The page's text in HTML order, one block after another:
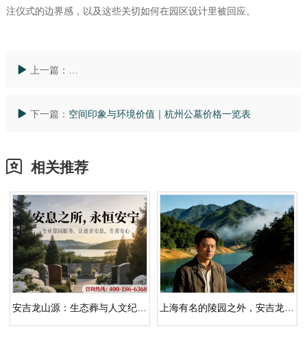
注仪式的边界感，以及这些关切如何在园区设计里被回应。
上一篇： 安吉龙山源生态安葬观察：安吉龙山源的纪念空间_怎
下一篇： 空间印象与环境价值｜杭州公墓价格一览表
相关推荐
安吉龙山源：生态葬与人文纪念园，长三角静谧安息地 上海有名的陵园之外，安吉龙山源：丘陵竹林里的更近选择